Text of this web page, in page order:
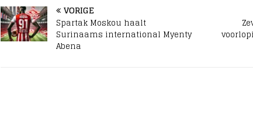
VORIGE
Spartak Moskou haalt
Surinaams international Myenty
Abena